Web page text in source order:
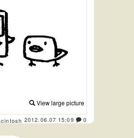
View large picture
2012.06.07 15:09 0